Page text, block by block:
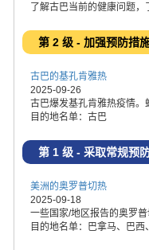
了解古巴当前的健康问题，
第 2 级 - 加强预防措
古巴的基孔肯雅热
2025-09-26
古巴爆发基孔肯雅热疫情。
目的地名单：古巴
第 1 级 - 采取常规预
美洲的奥罗普切热
2025-09-18
一些国家/地区报告的奥罗
目的地名单：巴拿马、巴西